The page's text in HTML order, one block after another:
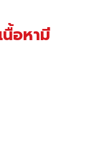
นื้อหามี